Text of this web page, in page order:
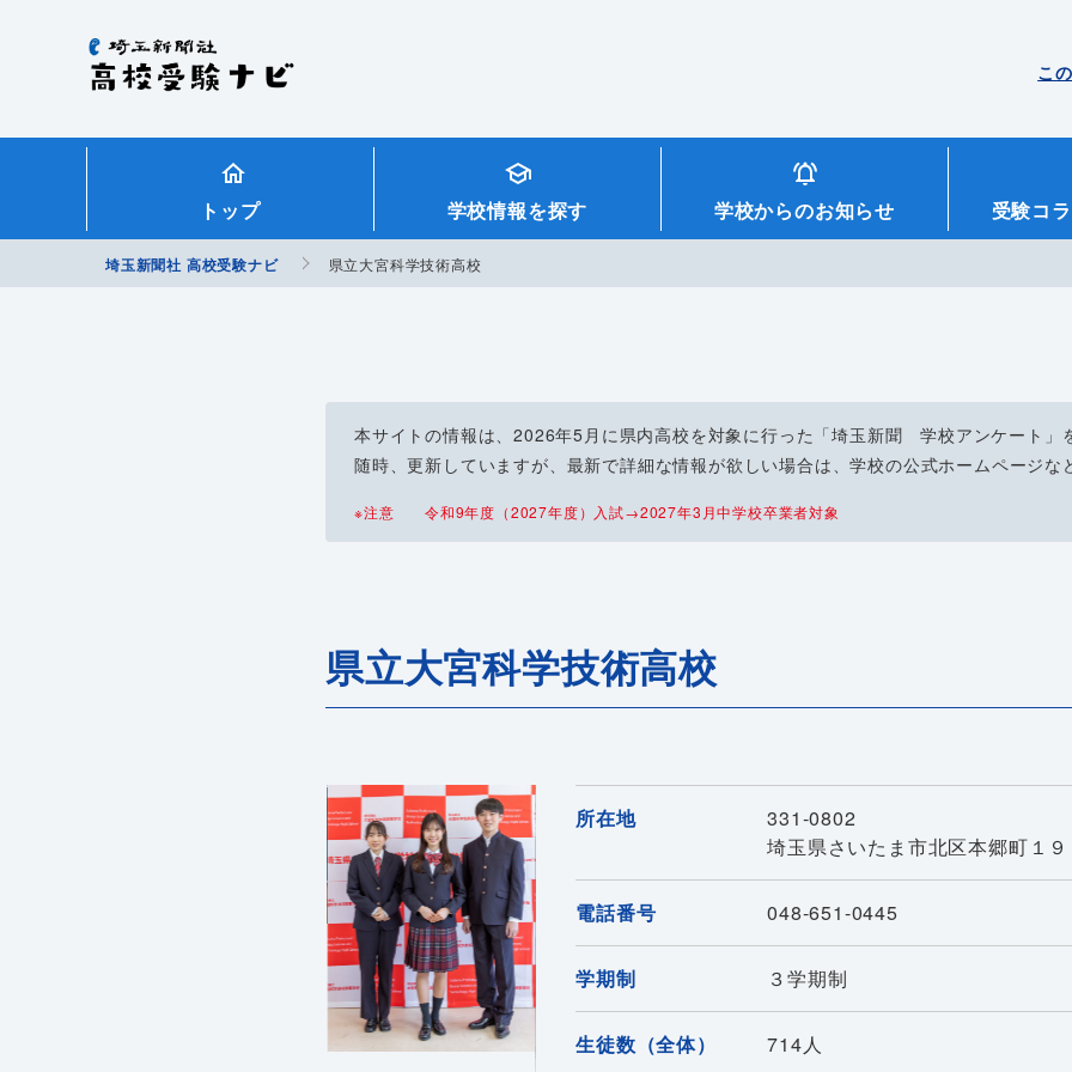
こ
トップ 学校情報を探す 学校からのお知らせ 受験コ
埼玉新聞社 高校受験ナビ 県立大宮科学技術高校
本サイトの情報は、2026年5月に県内高校を対象に行った「埼玉新聞 学校アンケート」
随時、更新していますが、最新で詳細な情報が欲しい場合は、学校の公式ホームページな
※注意 令和9年度（2027年度）入試→2027年3月中学校卒業者対象
県立大宮科学技術高校
所在地
331-0802
埼玉県さいたま市北区本郷町１
電話番号 048-651-0445
学期制 ３学期制
生徒数（全体） 714人